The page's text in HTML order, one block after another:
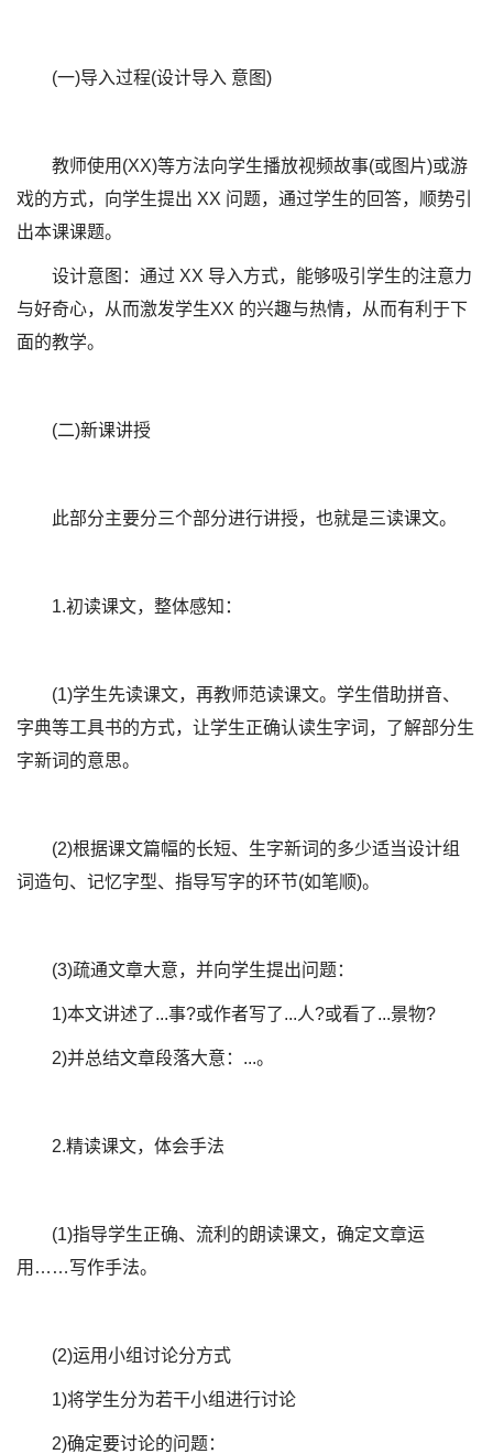
(一)导入过程(设计导入 意图)
教师使用(XX)等方法向学生播放视频故事(或图片)或游
戏的方式，向学生提出 XX 问题，通过学生的回答，顺势引
出本课课题。
设计意图：通过 XX 导入方式，能够吸引学生的注意力
与好奇心，从而激发学生XX 的兴趣与热情，从而有利于下
面的教学。
(二)新课讲授
此部分主要分三个部分进行讲授，也就是三读课文。
1.初读课文，整体感知：
(1)学生先读课文，再教师范读课文。学生借助拼音、
字典等工具书的方式，让学生正确认读生字词，了解部分生
字新词的意思。
(2)根据课文篇幅的长短、生字新词的多少适当设计组
词造句、记忆字型、指导写字的环节(如笔顺)。
(3)疏通文章大意，并向学生提出问题：
1)本文讲述了...事?或作者写了...人?或看了...景物?
2)并总结文章段落大意：...。
2.精读课文，体会手法
(1)指导学生正确、流利的朗读课文，确定文章运
用……写作手法。
(2)运用小组讨论分方式
1)将学生分为若干小组进行讨论
2)确定要讨论的问题：